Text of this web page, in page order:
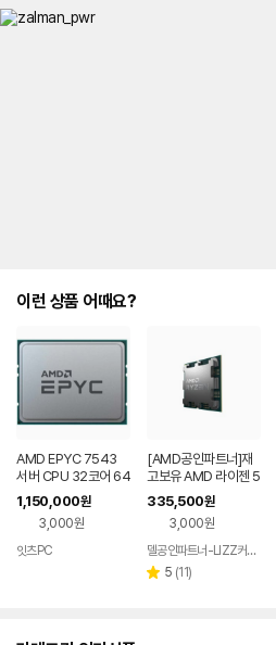
이런 상품 어때요?
AMD EPYC 7543
서버 CPU 32코어 64
스레드
1,150,000원
3,000원
잇츠PC
[AMD공인파트너]재
고보유 AMD 라이젠 5
7500X3D 라파엘 (멀
티팩 정품)
335,500원
3,000원
델공인파트너-LIZZ커머스
별 5 리
(11)